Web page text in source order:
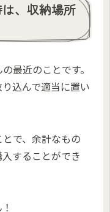
、収納場所
最近のことです。
込んで適当に置い
で、余計なもの
することができ